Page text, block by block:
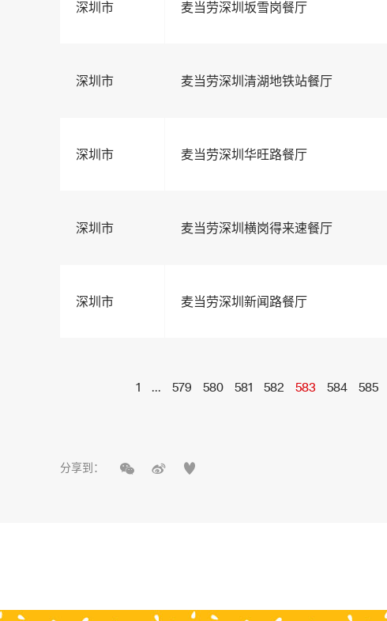
深圳市 麦当劳深圳坂雪岗餐厅
深圳市 麦当劳深圳清湖地铁站餐厅
深圳市 麦当劳深圳华旺路餐厅
深圳市 麦当劳深圳横岗得来速餐厅
深圳市 麦当劳深圳新闻路餐厅
1 ... 579 580 581 582 583 584 585
分享到：   